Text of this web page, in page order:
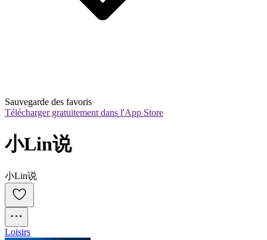
Sauvegarde des favoris
Télécharger gratuitement dans l'App Store
小Lin说
小Lin说
Loisirs